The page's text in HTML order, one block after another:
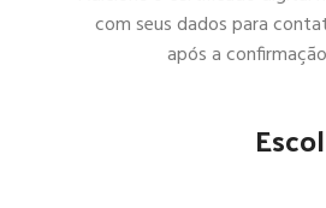
com seus dados para
após a